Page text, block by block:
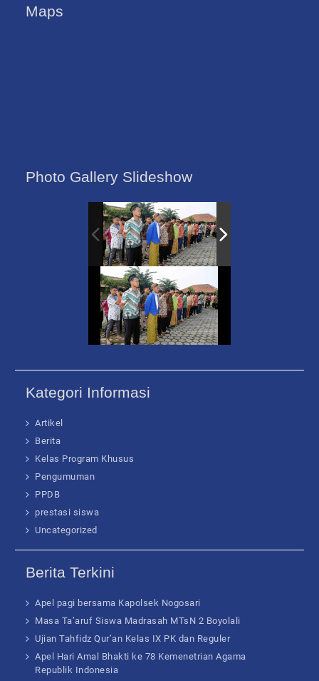
Maps
Photo Gallery Slideshow
Kategori Informasi
Artikel
Berita
Kelas Program Khusus
Pengumuman
PPDB
prestasi siswa
Uncategorized
Berita Terkini
Apel pagi bersama Kapolsek Nogosari
Masa Ta’aruf Siswa Madrasah MTsN 2 Boyolali
Ujian Tahfidz Qur’an Kelas IX PK dan Reguler
Apel Hari Amal Bhakti ke 78 Kemenetrian Agama
Republik Indonesia